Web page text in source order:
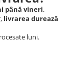
până vineri.
livrarea durează
luni.